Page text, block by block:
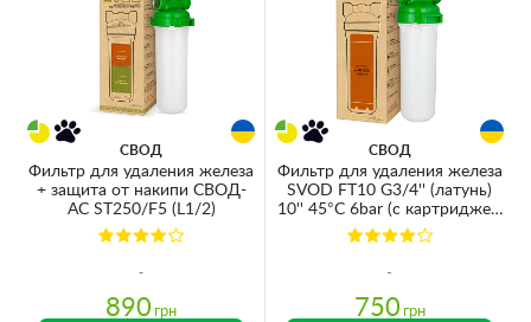
СВОД
Фильтр для удаления железа
+ защита от накипи СВОД-
АС ST250/F5 (L1/2)
890 грн
СВОД
Фильтр для удаления железа
SVOD FT10 G3/4'' (латунь)
10'' 45°C 6bar (с картриджем
SVOD F10)
750 грн